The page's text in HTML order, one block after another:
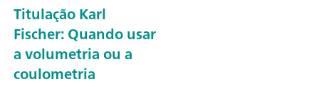
Titulação Karl
Fischer: Quando usar
a volumetria ou a
coulometria